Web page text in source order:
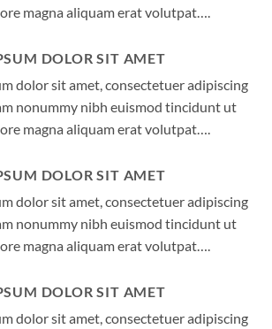
magna aliquam erat volutpat….
DOLOR SIT AMET
dolor sit amet, consectetuer adipiscing
nonummy nibh euismod tincidunt ut
magna aliquam erat volutpat….
DOLOR SIT AMET
dolor sit amet, consectetuer adipiscing
nonummy nibh euismod tincidunt ut
magna aliquam erat volutpat….
DOLOR SIT AMET
dolor sit amet, consectetuer adipiscing